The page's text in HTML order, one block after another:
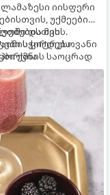
იისფერი
უქმეების
ციტრუსოვანი
ქმნის საოცრად
და მის
სჭირდება.